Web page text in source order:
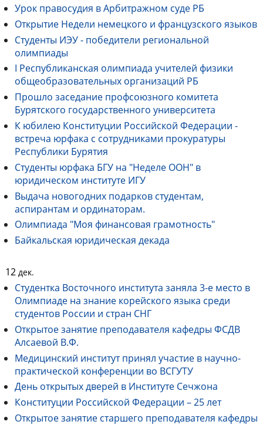
Урок правосудия в Арбитражном суде РБ
Открытие Недели немецкого и французского языков
Студенты ИЭУ - победители региональной
олимпиады
I Республиканская олимпиада учителей физики
общеобразовательных организаций РБ
Прошло заседание профсоюзного комитета
Бурятского государственного университета
К юбилею Конституции Российской Федерации -
встреча юрфака с сотрудниками прокуратуры
Республики Бурятия
Студенты юрфака БГУ на "Неделе ООН" в
юридическом институте ИГУ
Выдача новогодних подарков студентам,
аспирантам и ординаторам.
Олимпиада "Моя финансовая грамотность"
Байкальская юридическая декада
12 дек.
Студентка Восточного института заняла 3-е место в
Олимпиаде на знание корейского языка среди
студентов России и стран СНГ
Открытое занятие преподавателя кафедры ФСДВ
Алсаевой В.Ф.
Медицинский институт принял участие в научно-
практической конференции во ВСГУТУ
День открытых дверей в Институте Сечжона
Конституции Российской Федерации – 25 лет
Открытое занятие старшего преподавателя кафедры